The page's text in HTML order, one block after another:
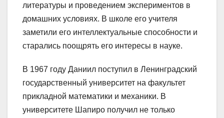
литературы и проведением экспериментов в
домашних условиях. В школе его учителя
заметили его интеллектуальные способности и
старались поощрять его интересы в науке.
В 1967 году Даниил поступил в Ленинградский
государственный университет на факультет
прикладной математики и механики. В
университете Шапиро получил не только